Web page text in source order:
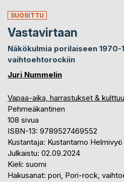
SUOSITTU
Vastavirtaan
Näkökulmia porilaiseen
vaihtoehtorockiin
Juri Nummelin
Vapaa-aika, harrastukset &
Pehmeäkantinen
108 sivua
ISBN-13: 9789527469552
Kustantaja: Kustantamo Helmivyö
Julkaistu: 02.09.2024
Kieli: suomi
Hakusanat: pori, Pori-rock,